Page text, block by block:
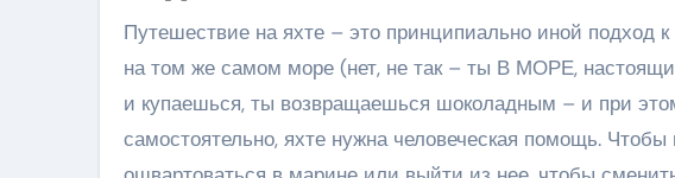
Путешествие на яхте – это принципиально иной подход
на том же самом море (нет, не так – ты В МОРЕ,
и купаешься, ты возвращаешься шоколадным – и при
самостоятельно, яхте нужна человеческая помощь.